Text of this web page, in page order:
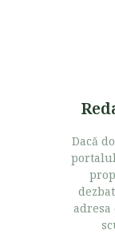
Dacă
adresa